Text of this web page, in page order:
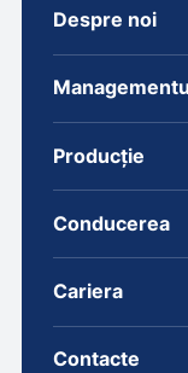
Despre noi
Producție
Conducerea
Cariera
Contacte